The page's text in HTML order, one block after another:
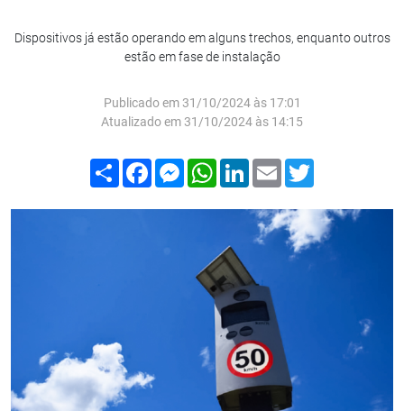
Dispositivos já estão operando em alguns trechos, enquanto outros
estão em fase de instalação
Publicado em 31/10/2024 às 17:01
Atualizado em 31/10/2024 às 14:15
Compartilhar
FacebookMessenger
WhatsApp
LinkedIn
Email